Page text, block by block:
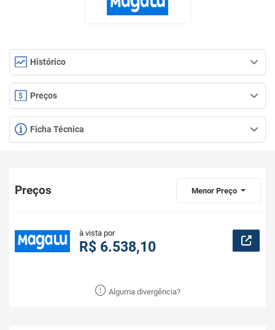
Histórico
Preços
Ficha Técnica
Preços Menor Preço
à vista por
R$ 6.538,10
Alguma divergência?